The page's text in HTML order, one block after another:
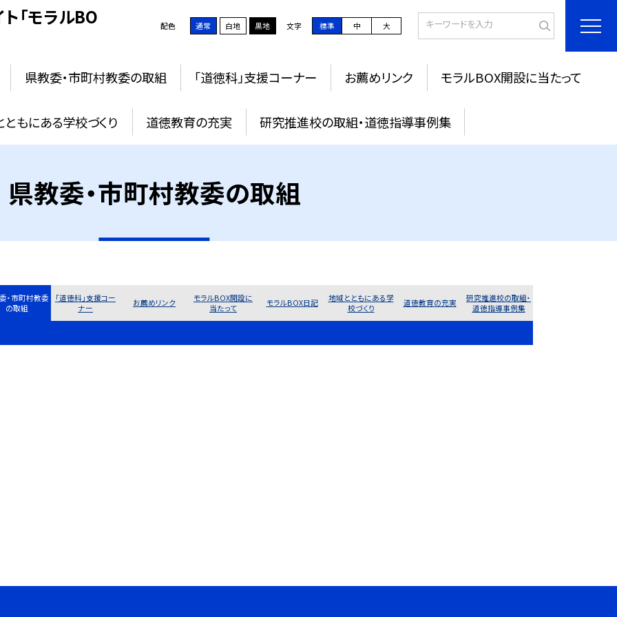
「モラルBO
配色 通常 白地 黒地 文字 標準 中 大
県教委・市町村教委の取組 「道徳科」支援コーナー お薦めリンク モラルBOX開設に当たって
ともにある学校づくり 道徳教育の充実 研究推進校の取組・道徳指導事例集
県教委・市町村教委の取組
・市町村教委
の取組
「道徳科」支援コー
ナー
お薦めリンク
モラルBOX開設に
当たって
モラルBOX日記
地域とともにある学
校づくり
道徳教育の充実
研究推進校の取組・
道徳指導事例集